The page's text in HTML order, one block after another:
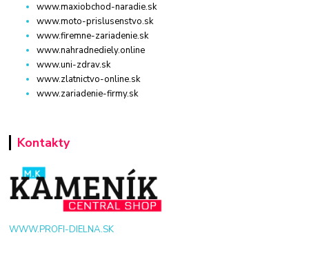
www.maxiobchod-naradie.sk
www.moto-prislusenstvo.sk
www.firemne-zariadenie.sk
www.nahradnediely.online
www.uni-zdrav.sk
www.zlatnictvo-online.sk
www.zariadenie-firmy.sk
Kontakty
WWW.PROFI-DIELNA.SK